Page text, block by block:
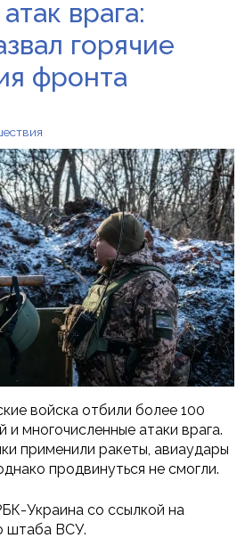
врага:
горячие
фронта
войска отбили более 100
и многочисленные атаки врага.
применили ракеты, авиаудары
продвинуться не смогли.
Украина со ссылкой на
штаба ВСУ.